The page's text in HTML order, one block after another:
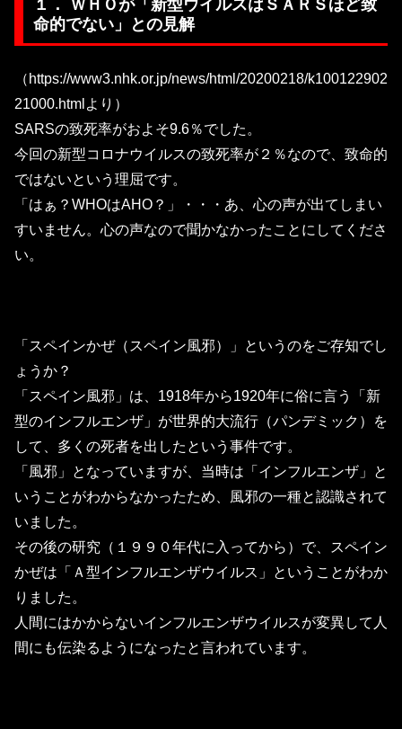
１． ＷＨＯが「新型ウイルスはＳＡＲＳほど致
命的でない」との見解
（https://www3.nhk.or.jp/news/html/20200218/k100122902
21000.htmlより）
SARSの致死率がおよそ9.6％でした。
今回の新型コロナウイルスの致死率が２％なので、致命的
ではないという理屈です。
「はぁ？WHOはAHO？」・・・あ、心の声が出てしまい
すいません。心の声なので聞かなかったことにしてくださ
い。
「スペインかぜ（スペイン風邪）」というのをご存知でし
ょうか？
「スペイン風邪」は、1918年から1920年に俗に言う「新
型のインフルエンザ」が世界的大流行（パンデミック）を
して、多くの死者を出したという事件です。
「風邪」となっていますが、当時は「インフルエンザ」と
いうことがわからなかったため、風邪の一種と認識されて
いました。
その後の研究（１９９０年代に入ってから）で、スペイン
かぜは「Ａ型インフルエンザウイルス」ということがわか
りました。
人間にはかからないインフルエンザウイルスが変異して人
間にも伝染るようになったと言われています。